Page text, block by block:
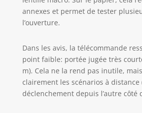
annexes et permet de tester
l’ouverture.
Dans les avis, la télécommande
point faible: portée jugée très
m). Cela ne la rend pas inutile,
clairement les scénarios à
déclenchement depuis l’autre côté